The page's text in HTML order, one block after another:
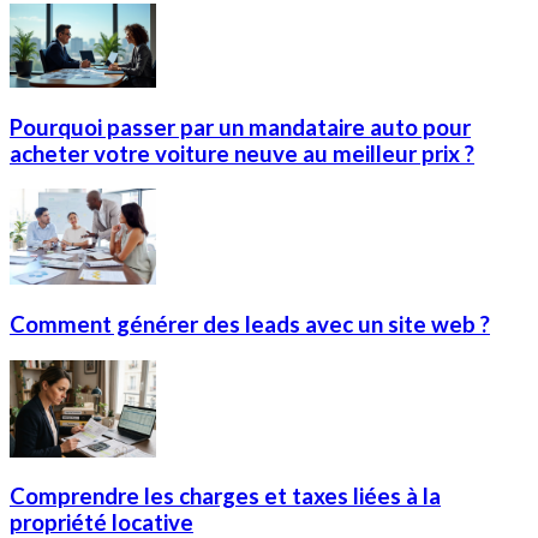
Pourquoi passer par un mandataire auto pour
acheter votre voiture neuve au meilleur prix ?
Comment générer des leads avec un site web ?
Comprendre les charges et taxes liées à la
propriété locative